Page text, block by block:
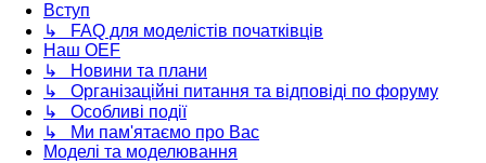
Вступ
↳ FAQ для моделістів початківців
Наш OEF
↳ Новини та плани
↳ Організаційні питання та відповіді по форуму
↳ Особливі події
↳ Ми пам'ятаємо про Вас
Моделі та моделювання